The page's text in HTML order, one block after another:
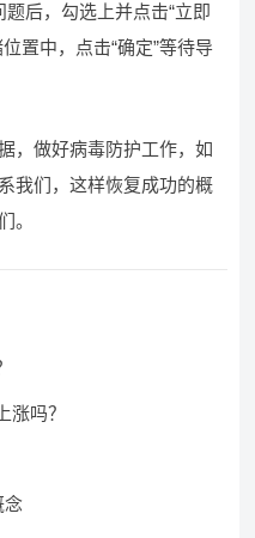
后，勾选上并点击“立即
置中，点击“确定”等待导
，做好病毒防护工作，如
我们，这样恢复成功的概
。
涨吗？
念